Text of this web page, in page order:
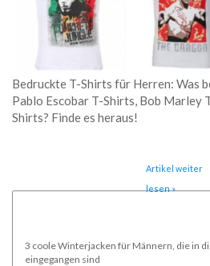
Bedruckte T-Shirts für Herren: Was
Pablo Escobar T-Shirts, Bob Marley
Shirts? Finde es heraus!
Artikel weiter
lesen »
3 coole Winterjacken für Männern, die in
eingegangen sind